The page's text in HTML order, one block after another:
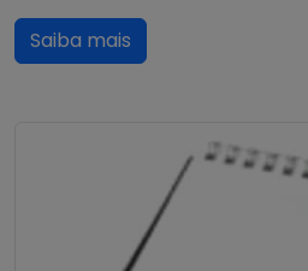
Saiba mais